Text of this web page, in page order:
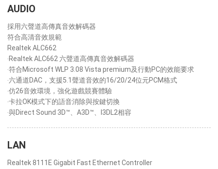
AUDIO
採用六聲道高傳真音效解碼器
符合高清音效規範
Realtek ALC662
‧Realtek ALC662 六聲道高傳真音效解碼器
‧符合Microsoft WLP 3.08 Vista premium及行動PC的效能要求
‧六通道DAC，支援5.1聲道音效的16/20/24位元PCM格式
‧仿26音效環境，強化遊戲競賽體驗
‧卡拉OK模式下的語音消除與按鍵切換
‧與Direct Sound 3D™、A3D™、I3DL2相容
LAN
Realtek 8111E Gigabit Fast Ethernet Controller